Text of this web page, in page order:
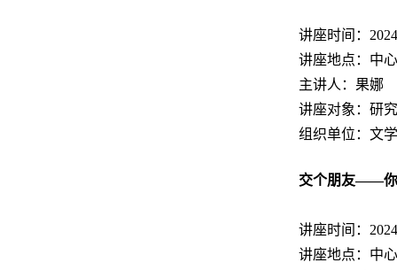
讲座时间：
讲座地点：中
主讲人：果娜
讲座对象：研
组织单位：文
交个朋友——你
讲座时间：
讲座地点：中